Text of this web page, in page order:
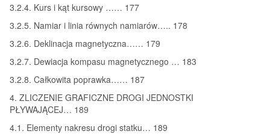
3.2.4. Kurs i kąt kursowy …… 177
3.2.5. Namiar i linia równych namiarów….. 178
3.2.6. Deklinacja magnetyczna…… 179
3.2.7. Dewiacja kompasu magnetycznego … 183
3.2.8. Całkowita poprawka…… 187
4. ZLICZENIE GRAFICZNE DROGI JEDNOSTKI
PŁYWAJĄCEJ… 189
4.1. Elementy nakresu drogi statku… 189